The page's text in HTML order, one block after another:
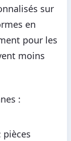
sur
en
pour les
moins
:
pièces